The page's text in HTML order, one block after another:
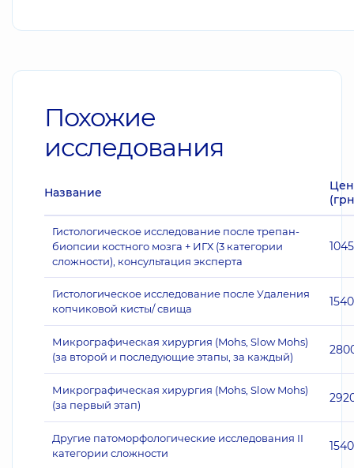
Похожие
исследования
Название
Гистологическое исследование после трепан-
биопсии костного мозга + ИГХ (3 категории
сложности), консультация эксперта
Гистологическое исследование после Удаления
копчиковой кисты/ свища
1540
Микрографическая хирургия (Mohs, Slow Mohs)
(за второй и последующие этапы, за каждый)
Микрографическая хирургия (Mohs, Slow Mohs)
(за первый этап)
Другие патоморфологические исследования II
категории сложности
1540